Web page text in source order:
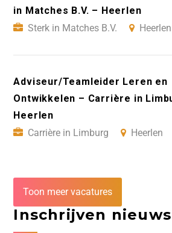
in Matches B.V. – Heerlen
Sterk in Matches B.V.
Heerlen
Adviseur/Teamleider Leren en
Ontwikkelen – Carrière in
Heerlen
Carrière in Limburg
Heerlen
Toon meer vacatures
Inschrijven